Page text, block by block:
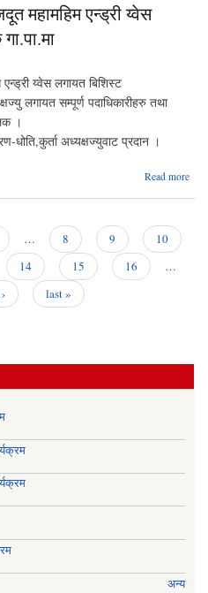
महामहिम एन्ड्री य्वेस
य्वेस लगायत बिशिस्ट
लगायत सम्पूर्ण पदाधिकारीहरु तथा
।
धोति,कुर्ता अध्यक्षज्युवाट प्रदान ।
Read more
… 8 9
10
14 15 16
…
last »
अन्य